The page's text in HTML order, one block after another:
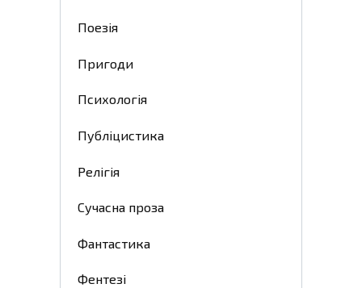
Поезія
Пригоди
Психологія
Публіцистика
Релігія
Сучасна проза
Фантастика
Фентезі